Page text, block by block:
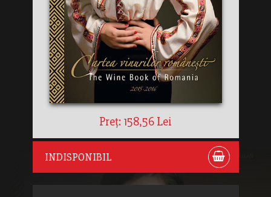
Preț: 158,56 Lei
INDISPONIBIL